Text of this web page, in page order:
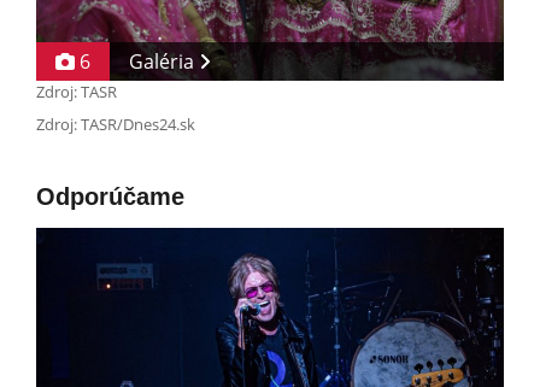
6 Galéria
Zdroj: TASR
Zdroj: TASR/Dnes24.sk
Odporúčame